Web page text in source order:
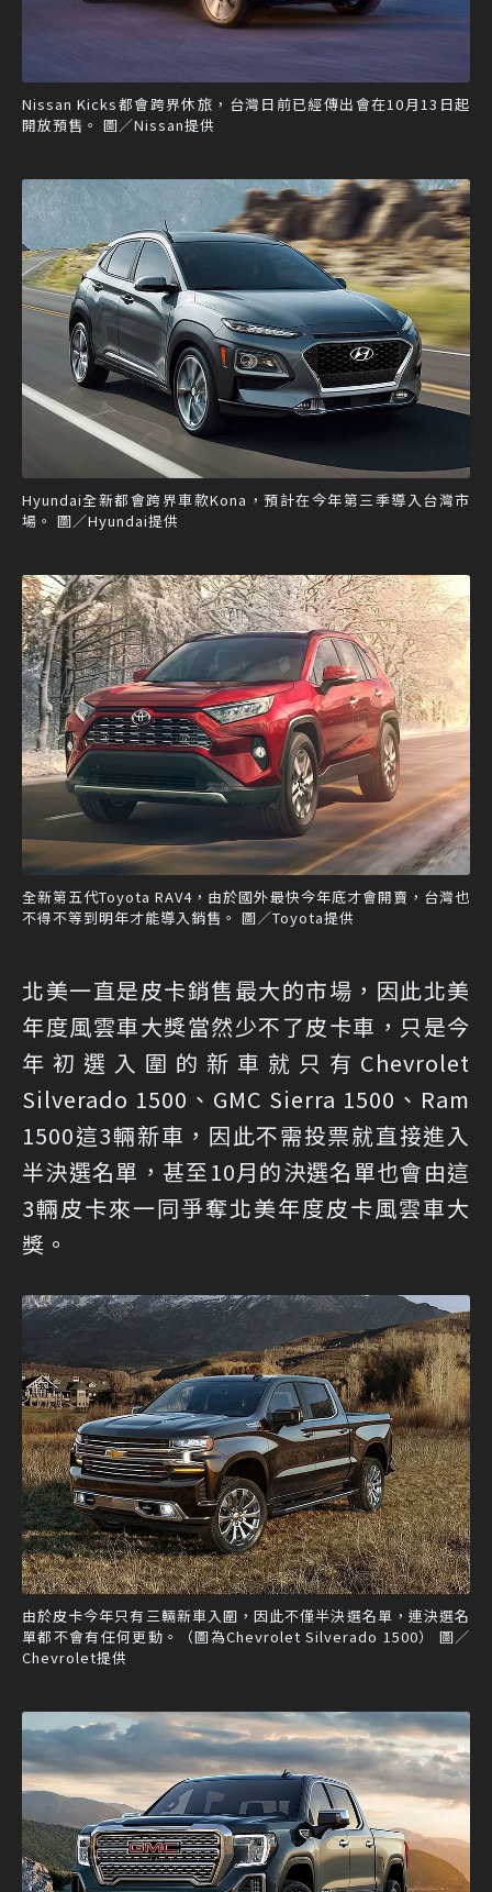
Nissan Kicks都會跨界休旅，台灣日前已經傳出會在10月13日起
開放預售。 圖／Nissan提供
Hyundai全新都會跨界車款Kona，預計在今年第三季導入台灣市
場。 圖／Hyundai提供
全新第五代Toyota RAV4，由於國外最快今年底才會開賣，台灣也
不得不等到明年才能導入銷售。 圖／Toyota提供
北美一直是皮卡銷售最大的市場，因此北美
年度風雲車大獎當然少不了皮卡車，只是今
年初選入圍的新車就只有Chevrolet
Silverado 1500、GMC Sierra 1500、Ram
1500這3輛新車，因此不需投票就直接進入
半決選名單，甚至10月的決選名單也會由這
3輛皮卡來一同爭奪北美年度皮卡風雲車大
獎。
由於皮卡今年只有三輛新車入圍，因此不僅半決選名單，連決選名
單都不會有任何更動。（圖為Chevrolet Silverado 1500） 圖／
Chevrolet提供